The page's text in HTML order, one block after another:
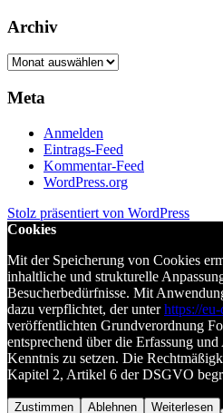
Archiv
Archiv
Meta
Anmelden
Eintrags-Feed
Kommentar-Feed
WordPress.org
Stolz präsentiert von WordPress
Cookies
Mit der Speicherung von Cookies
inhaltliche und strukturelle
Besucherbedürfnisse. Mit
dazu verpflichtet, der unterhttps://
veröffentlichten Grundverordnung
entsprechend über die Erfassung
Kenntnis zu setzen. Die
Kapitel 2, Artikel 6 der DSGVO
Zustimmen Ablehnen Weiterlesen